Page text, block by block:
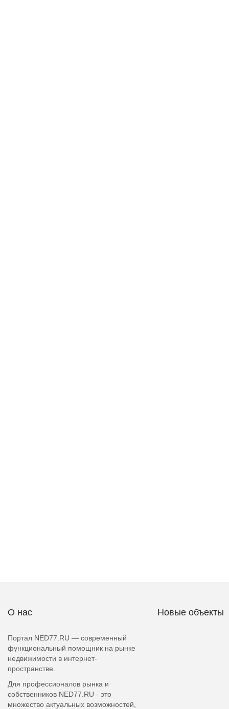
О нас
Портал NED77.RU — современный
функциональный помощник на рынке
недвижимости в интернет-
пространстве.
Для профессионалов рынка и
собственников NED77.RU - это
множество актуальных возможностей,
Новые объекты